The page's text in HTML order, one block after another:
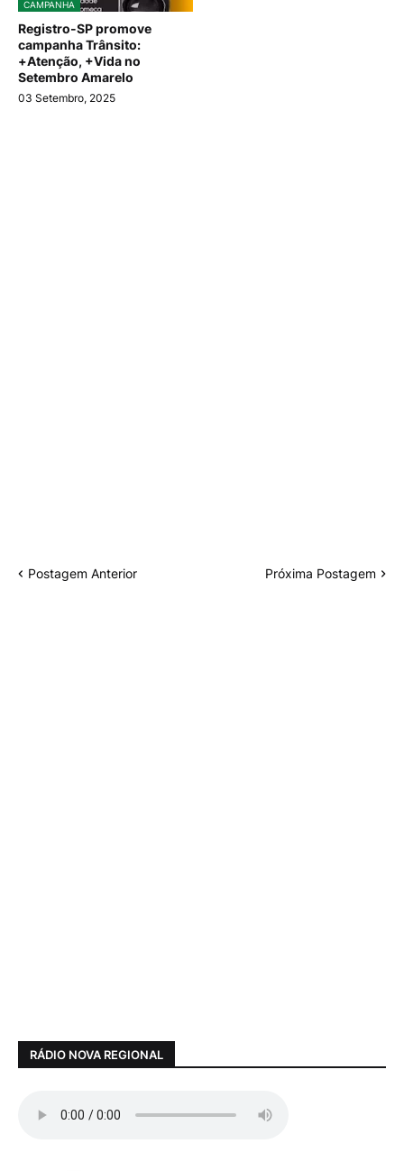
CAMPANHA
Registro-SP promove
campanha Trânsito:
+Atenção, +Vida no
Setembro Amarelo
03 Setembro, 2025
Postagem Anterior Próxima Postagem
RÁDIO NOVA REGIONAL